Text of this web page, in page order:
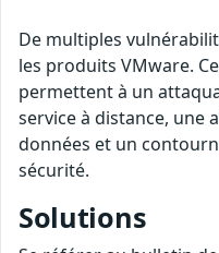
De multiples
les produits VMware.
permettent à un
service à distance, une
données et un
sécurité.
Solutions